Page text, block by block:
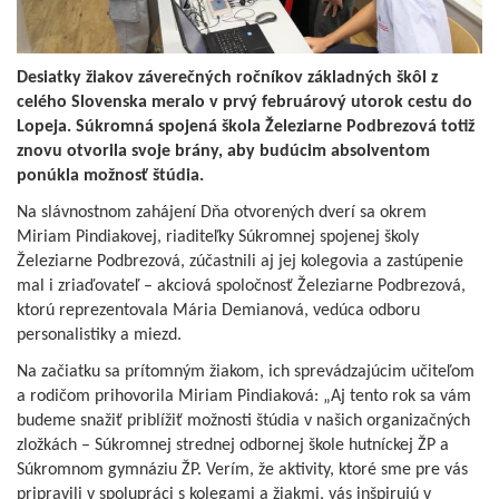
Desiatky žiakov záverečných ročníkov základných škôl z
celého Slovenska meralo v prvý februárový utorok cestu do
Lopeja. Súkromná spojená škola Železiarne Podbrezová totiž
znovu otvorila svoje brány, aby budúcim absolventom
ponúkla možnosť štúdia.
Na slávnostnom zahájení Dňa otvorených dverí sa okrem
Miriam Pindiakovej, riaditeľky Súkromnej spojenej školy
Železiarne Podbrezová, zúčastnili aj jej kolegovia a zastúpenie
mal i zriaďovateľ – akciová spoločnosť Železiarne Podbrezová,
ktorú reprezentovala Mária Demianová, vedúca odboru
personalistiky a miezd.
Na začiatku sa prítomným žiakom, ich sprevádzajúcim učiteľom
a rodičom prihovorila Miriam Pindiaková: „Aj tento rok sa vám
budeme snažiť priblížiť možnosti štúdia v našich organizačných
zložkách – Súkromnej strednej odbornej škole hutníckej ŽP a
Súkromnom gymnáziu ŽP. Verím, že aktivity, ktoré sme pre vás
pripravili v spolupráci s kolegami a žiakmi, vás inšpirujú v